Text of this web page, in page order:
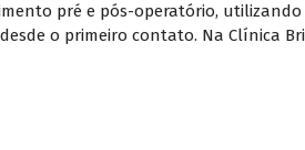
pré e pós-operatório,
o primeiro contato. Na Clínica